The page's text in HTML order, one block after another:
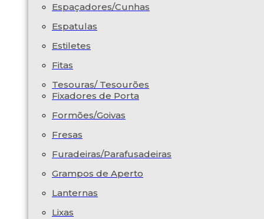
Espaçadores/Cunhas
Espatulas
Estiletes
Fitas
Tesouras/ Tesourões
Fixadores de Porta
Formões/Goivas
Fresas
Furadeiras/Parafusadeiras
Grampos de Aperto
Lanternas
Lixas